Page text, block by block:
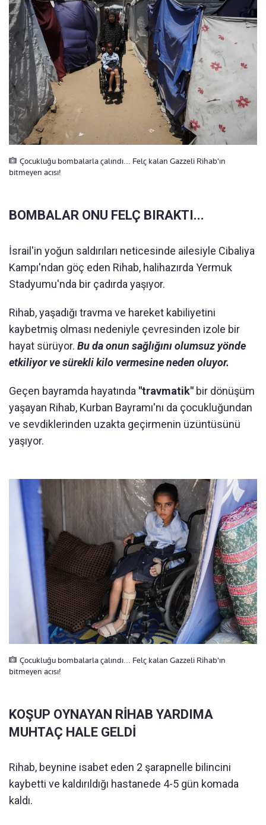
Çocukluğu bombalarla çalındı... Felç kalan Gazzeli Rihab'ın
bitmeyen acısı!
BOMBALAR ONU FELÇ BIRAKTI...
İsrail'in yoğun saldırıları neticesinde ailesiyle Cibaliya
Kampı'ndan göç eden Rihab, halihazırda Yermuk
Stadyumu'nda bir çadırda yaşıyor.
Rihab, yaşadığı travma ve hareket kabiliyetini
kaybetmiş olması nedeniyle çevresinden izole bir
hayat sürüyor. Bu da onun sağlığını olumsuz yönde
etkiliyor ve sürekli kilo vermesine neden oluyor.
Geçen bayramda hayatında "travmatik" bir dönüşüm
yaşayan Rihab, Kurban Bayramı'nı da çocukluğundan
ve sevdiklerinden uzakta geçirmenin üzüntüsünü
yaşıyor.
Çocukluğu bombalarla çalındı... Felç kalan Gazzeli Rihab'ın
bitmeyen acısı!
KOŞUP OYNAYAN RİHAB YARDIMA
MUHTAÇ HALE GELDİ
Rihab, beynine isabet eden 2 şarapnelle bilincini
kaybetti ve kaldırıldığı hastanede 4-5 gün komada
kaldı.